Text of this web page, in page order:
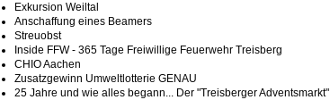
Exkursion Weiltal
Anschaffung eines Beamers
Streuobst
Inside FFW - 365 Tage Freiwillige Feuerwehr Treisberg
CHIO Aachen
Zusatzgewinn Umweltlotterie GENAU
25 Jahre und wie alles begann... Der "Treisberger Adventsmarkt"